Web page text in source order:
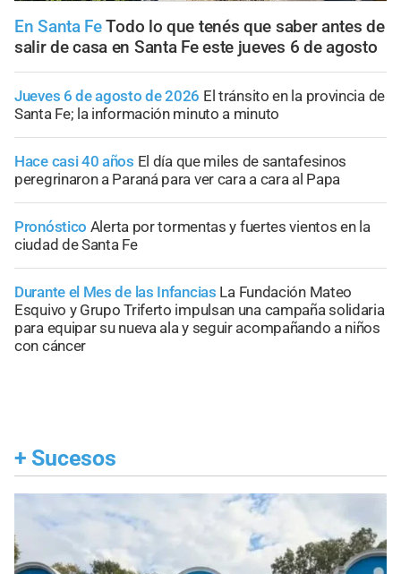
En Santa Fe Todo lo que tenés que saber antes de
salir de casa en Santa Fe este jueves 6 de agosto
Jueves 6 de agosto de 2026 El tránsito en la provincia de
Santa Fe; la información minuto a minuto
Hace casi 40 años El día que miles de santafesinos
peregrinaron a Paraná para ver cara a cara al Papa
Pronóstico Alerta por tormentas y fuertes vientos en la
ciudad de Santa Fe
Durante el Mes de las Infancias La Fundación Mateo
Esquivo y Grupo Triferto impulsan una campaña solidaria
para equipar su nueva ala y seguir acompañando a niños
con cáncer
+ Sucesos